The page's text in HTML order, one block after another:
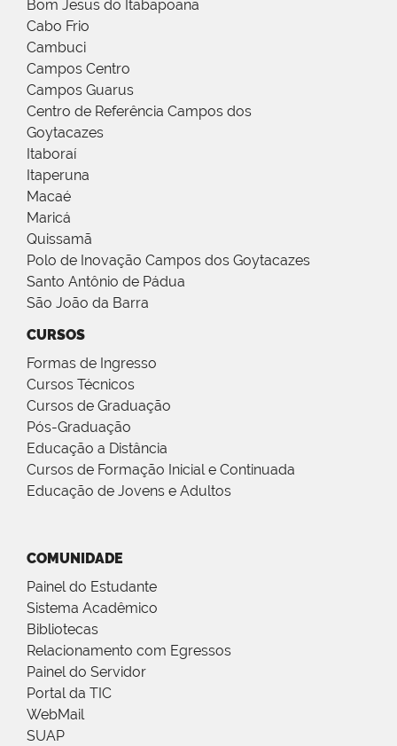
Bom Jesus do Itabapoana
Cabo Frio
Cambuci
Campos Centro
Campos Guarus
Centro de Referência Campos dos
Goytacazes
Itaboraí
Itaperuna
Macaé
Maricá
Quissamã
Polo de Inovação Campos dos Goytacazes
Santo Antônio de Pádua
São João da Barra
CURSOS
Formas de Ingresso
Cursos Técnicos
Cursos de Graduação
Pós-Graduação
Educação a Distância
Cursos de Formação Inicial e Continuada
Educação de Jovens e Adultos
COMUNIDADE
Painel do Estudante
Sistema Acadêmico
Bibliotecas
Relacionamento com Egressos
Painel do Servidor
Portal da TIC
WebMail
SUAP